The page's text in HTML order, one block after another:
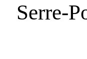
Serre-